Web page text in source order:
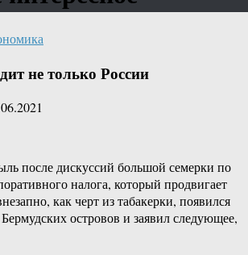
не только России
после дискуссий большой семерки по
налога, который продвигает
как черт из табакерки, появился
островов и заявил следующее,